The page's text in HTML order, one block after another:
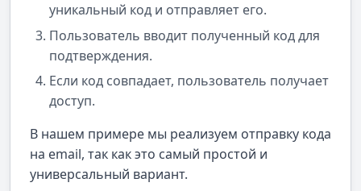
уникальный код и отправляет его.
Пользователь вводит полученный код для
подтверждения.
Если код совпадает, пользователь получает
доступ.
В нашем примере мы реализуем отправку кода
на email, так как это самый простой и
универсальный вариант.